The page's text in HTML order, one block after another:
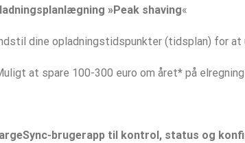
»Peak shaving«
dine opladningstidspunkter (tidsplan) for
at spare 100-300 euro om året* på
brugerapp til kontrol, status og